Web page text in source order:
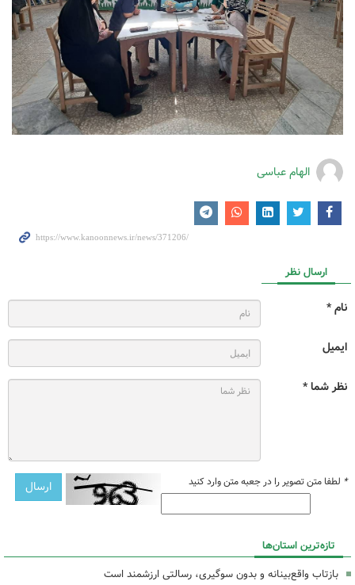
الهام عباسی
ارسال نظر
نام *
ایمیل
نظر شما *
* لطفا متن تصویر را در جعبه متن وارد کنید
تازه‌ترین استان‌ها
بازتاب واقع‌بینانه و بدون سوگیری، رسالتی ارزشمند است